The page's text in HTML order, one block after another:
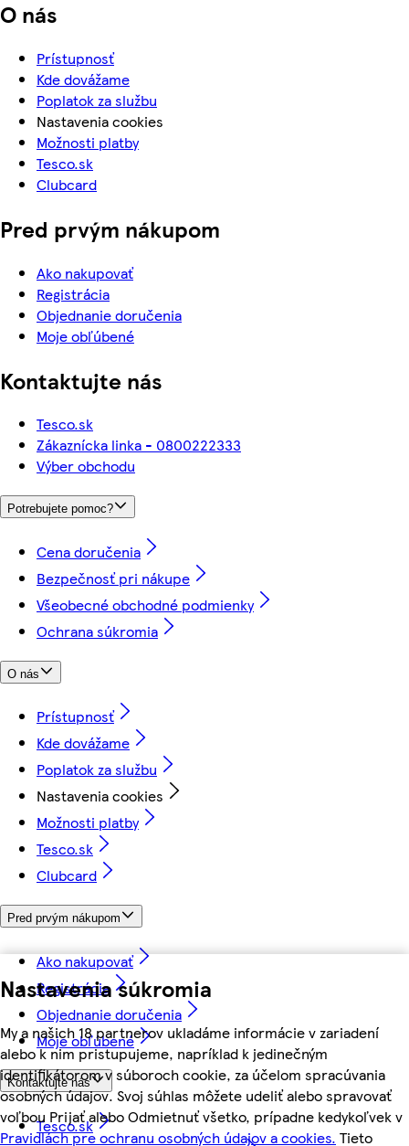
Nastavenia súkromia
My a našich 18 partnerov ukladáme informácie v zariadení
alebo k nim pristupujeme, napríklad k jedinečným
identifikátorom v súboroch cookie, za účelom spracúvania
osobných údajov. Svoj súhlas môžete udeliť alebo spravovať
voľbou Prijať alebo Odmietnuť všetko, prípadne kedykoľvek v
Pravidlách pre ochranu osobných údajov a cookies. Tieto
O nás
Prístupnosť
Kde dovážame
Poplatok za službu
Nastavenia cookies
Možnosti platby
Tesco.sk
Clubcard
Pred prvým nákupom
Ako nakupovať
Registrácia
Objednanie doručenia
Moje obľúbené
Kontaktujte nás
Tesco.sk
Zákaznícka linka - 0800222333
Výber obchodu
Potrebujete pomoc?
Cena doručenia
Bezpečnosť pri nákupe
Všeobecné obchodné podmienky
Ochrana súkromia
O nás
Prístupnosť
Kde dovážame
Poplatok za službu
Nastavenia cookies
Možnosti platby
Tesco.sk
Clubcard
Pred prvým nákupom
Ako nakupovať
Registrácia
Objednanie doručenia
Moje obľúbené
Kontaktujte nás
Tesco.sk